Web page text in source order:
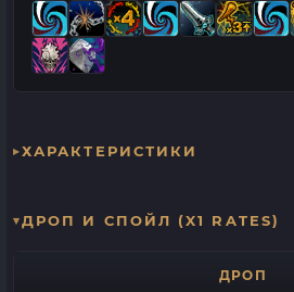
ХАРАКТЕРИСТИКИ
ДРОП И СПОЙЛ (X1 RATES)
ДРОП